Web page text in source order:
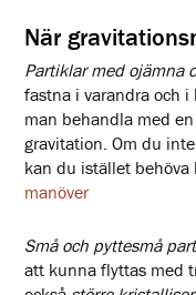
När
Partiklar med ojämna
fastna i varandra och i
man behandla med
gravitation. Om du
kan du istället
manöver
Små och pyttesmå
att kunna flyttas med